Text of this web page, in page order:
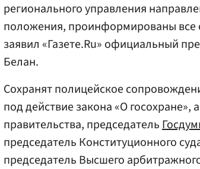
регионального управления
положения, проинформированы все
заявил «Газете.Ru» официальный
Белан.
Сохранят полицейское
под действие закона «О
правительства, председатель
председатель Конституционного
председатель Высшего